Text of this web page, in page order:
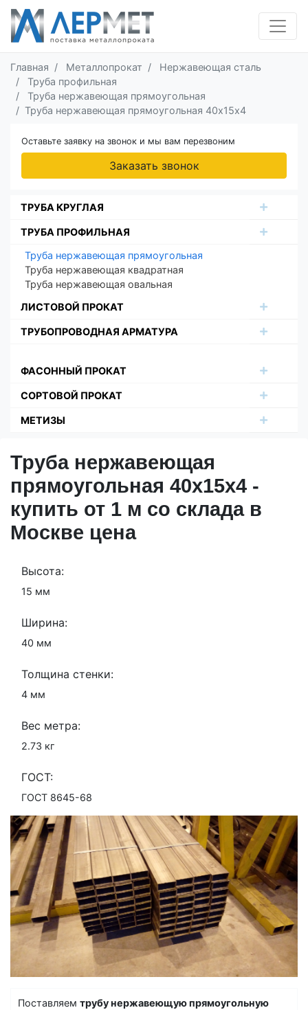
Главная Металлопрокат
Нержавеющая сталь
Труба профильная
Труба нержавеющая прямоугольная
Труба нержавеющая прямоугольная 40х15х4
Оставьте заявку на звонок и мы вам перезвоним
Заказать звонок
ТРУБА КРУГЛАЯ
ТРУБА ПРОФИЛЬНАЯ
Труба нержавеющая прямоугольная
Труба нержавеющая квадратная
Труба нержавеющая овальная
ЛИСТОВОЙ ПРОКАТ
ТРУБОПРОВОДНАЯ АРМАТУРА
ФАСОННЫЙ ПРОКАТ
СОРТОВОЙ ПРОКАТ
МЕТИЗЫ
Труба нержавеющая
прямоугольная 40х15х4 -
купить от 1 м со склада в
Москве цена
Высота:
15 мм
Ширина:
40 мм
Толщина стенки:
4 мм
Вес метра:
2.73 кг
ГОСТ:
ГОСТ 8645-68
Поставляем трубу нержавеющую прямоугольную